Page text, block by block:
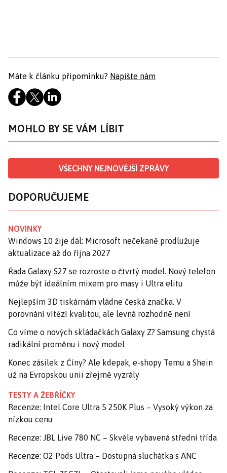
Máte k článku připomínku? Napište nám
MOHLO BY SE VÁM LÍBIT
VŠECHNY NEJNOVĚJŠÍ ZPRÁVY
DOPORUČUJEME
NOVINKY
Windows 10 žije dál: Microsoft nečekaně prodlužuje
aktualizace až do října 2027
Řada Galaxy S27 se rozroste o čtvrtý model. Nový telefon
může být ideálním mixem pro masy i Ultra elitu
Nejlepším 3D tiskárnám vládne česká značka. V
porovnání vítězí kvalitou, ale levná rozhodně není
Co víme o nových skládačkách Galaxy Z? Samsung chystá
radikální proměnu i nový model
Konec zásilek z Číny? Ale kdepak, e-shopy Temu a Shein
už na Evropskou unii zřejmě vyzrály
TESTY A ŽEBŘÍČKY
Recenze: Intel Core Ultra 5 250K Plus – Vysoký výkon za
nízkou cenu
Recenze: JBL Live 780 NC – Skvěle vybavená střední třída
Recenze: O2 Pods Ultra – Dostupná sluchátka s ANC